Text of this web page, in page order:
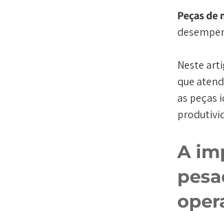
Peças
Neste
que
as peças
A